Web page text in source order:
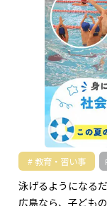
教育・習い事
泳げるようになる
広島なら、子ども